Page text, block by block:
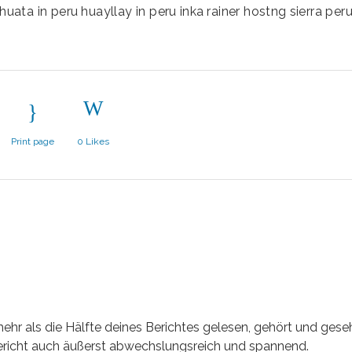
huata in peru huayllay in peru inka rainer hostng sierra
Print page 0 Likes
als die Hälfte deines Berichtes gelesen, gehört und
auch äußerst abwechslungsreich und spannend.